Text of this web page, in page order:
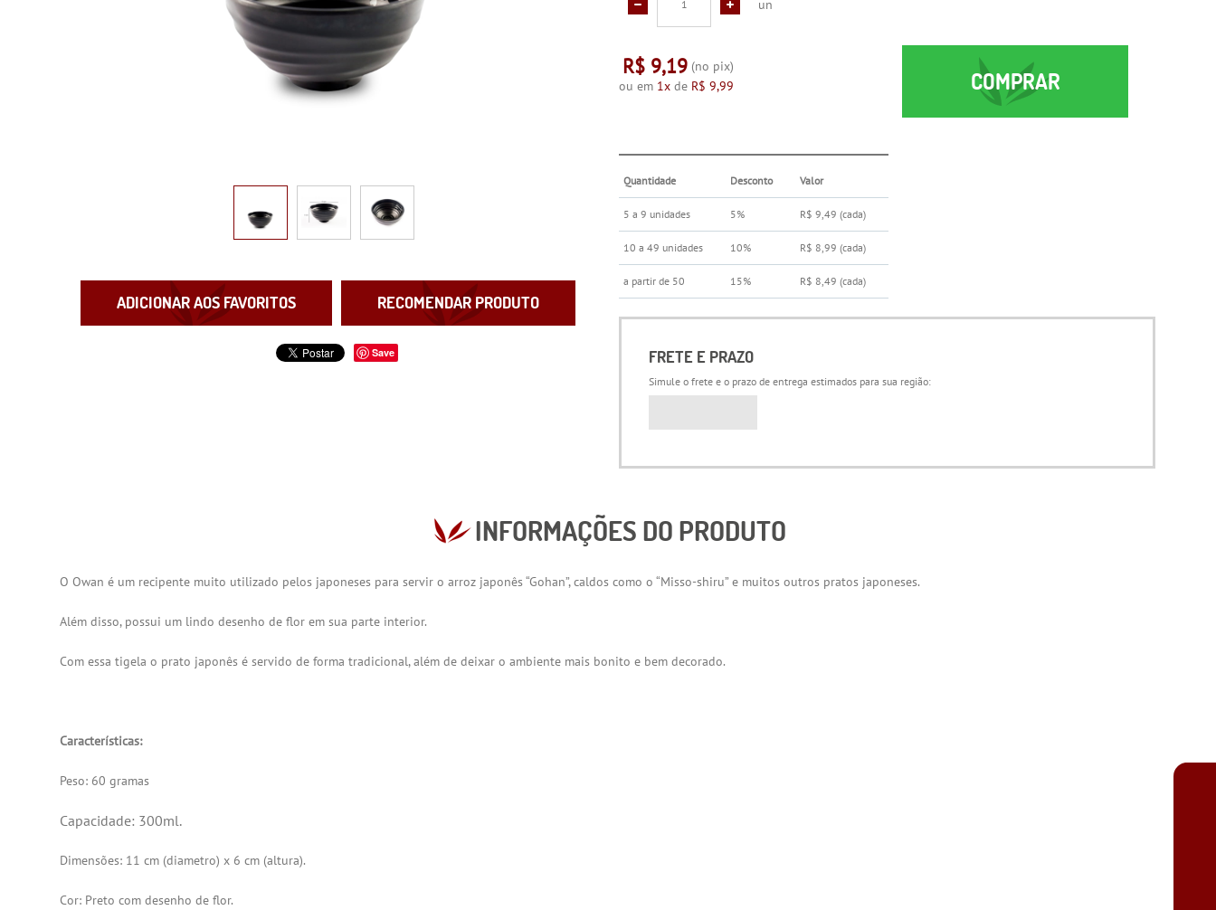
ADICIONAR AOS FAVORITOS RECOMENDAR PRODUTO
Save
un
R$ 9,19 (no pix)
ou em 1x de R$ 9,99 COMPRAR
Quantidade Desconto Valor
5 a 9 unidades 5% R$ 9,49 (cada)
10 a 49 unidades 10% R$ 8,99 (cada)
a partir de 50 15% R$ 8,49 (cada)
FRETE E PRAZO
Simule o frete e o prazo de entrega estimados para sua região:
INFORMAÇÕES DO PRODUTO
O Owan é um recipente muito utilizado pelos japoneses para servir o arroz japonês “Gohan”, caldos como o “Misso-shiru” e muitos outros pratos japoneses.
Além disso, possui um lindo desenho de flor em sua parte interior.
Com essa tigela o prato japonês é servido de forma tradicional, além de deixar o ambiente mais bonito e bem decorado.
Características:
Peso: 60 gramas
Capacidade: 300ml.
Dimensões: 11 cm (diametro) x 6 cm (altura).
Cor: Preto com desenho de flor.